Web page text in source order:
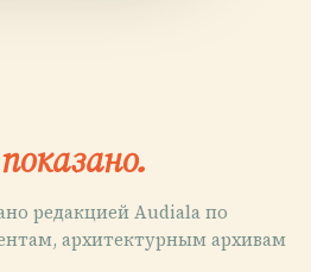
редакцией Audiala по
архитектурным архивам